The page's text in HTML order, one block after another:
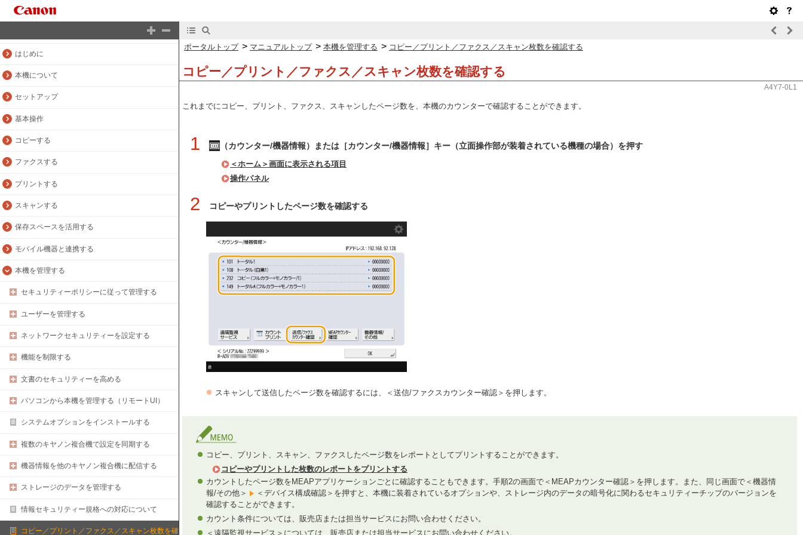
ポータルトップ
はじめに
本機について
セットアップ
基本操作
コピーする
ファクスする
プリントする
スキャンする
保存スペースを活用する
モバイル機器と連携する
本機を管理する
セキュリティーポリシーに従って管理する
ユーザーを管理する
ネットワークセキュリティーを設定する
機能を制限する
文書のセキュリティーを高める
パソコンから本機を管理する（リモートUI）
システムオプションをインストールする
複数のキヤノン複合機で設定を同期する
機器情報を他のキヤノン複合機に配信する
ストレージのデータを管理する
情報セキュリティー規格への対応について
コピー／プリント／ファクス／スキャン枚数を確
ポータルトップ > マニュアルトップ > 本機を管理する > コピー／プリント／ファクス／スキャン枚数を確認する
コピー／プリント／ファクス／スキャン枚数を確認する
A4Y7-0L1
これまでにコピー、プリント、ファクス、スキャンしたページ数を、本機のカウンターで確認することができます。
1 （カウンター/機器情報）または［カウンター/機器情報］キー（立面操作部が装着されている機種の場合）を押す
＜ホーム＞画面に表示される項目
操作パネル
2 コピーやプリントしたページ数を確認する
スキャンして送信したページ数を確認するには、＜送信/ファクスカウンター確認＞を押します。
コピー、プリント、スキャン、ファクスしたページ数をレポートとしてプリントすることができます。
コピーやプリントした枚数のレポートをプリントする
カウントしたページ数をMEAPアプリケーションごとに確認することもできます。手順2の画面で＜MEAPカウンター確認＞を押します。また、同じ画面で＜機器情
報/その他＞
＜デバイス構成確認＞を押すと、本機に装着されているオプションや、ストレージ内のデータの暗号化に関わるセキュリティーチップのバージョンを
確認することができます。
カウント条件については、販売店または担当サービスにお問い合わせください。
＜遠隔監視サービス＞については、販売店または担当サービスにお問い合わせください。